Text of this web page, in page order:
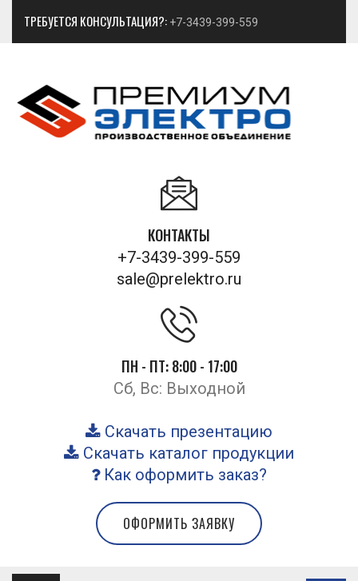
ТРЕБУЕТСЯ КОНСУЛЬТАЦИЯ?: +7-3439-399-559
КОНТАКТЫ
+7-3439-399-559
sale@prelektro.ru
ПН - ПТ: 8:00 - 17:00
Сб, Вс: Выходной
Скачать презентацию
Скачать каталог продукции
Как оформить заказ?
ОФОРМИТЬ ЗАЯВКУ